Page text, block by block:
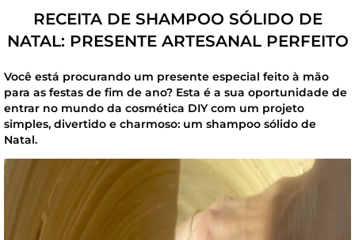
RECEITA DE SHAMPOO SÓLIDO DE
NATAL: PRESENTE ARTESANAL PERFEITO
Você está procurando um presente especial feito à mão
para as festas de fim de ano? Esta é a sua oportunidade de
entrar no mundo da cosmética DIY com um projeto
simples, divertido e charmoso: um shampoo sólido de
Natal.